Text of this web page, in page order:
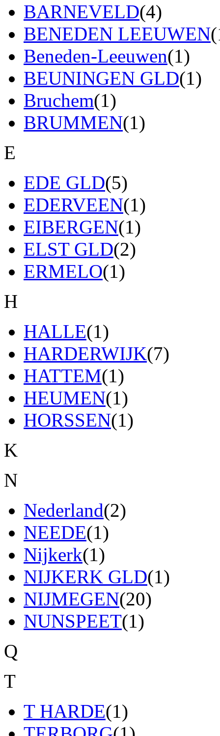
BARNEVELD(4)
BENEDEN LEEUWEN
Beneden-Leeuwen(1)
BEUNINGEN GLD(1)
Bruchem(1)
BRUMMEN(1)
E
EDE GLD(5)
EDERVEEN(1)
EIBERGEN(1)
ELST GLD(2)
ERMELO(1)
H
HALLE(1)
HARDERWIJK(7)
HATTEM(1)
HEUMEN(1)
HORSSEN(1)
K
N
Nederland(2)
NEEDE(1)
Nijkerk(1)
NIJKERK GLD(1)
NIJMEGEN(20)
NUNSPEET(1)
Q
T
T HARDE(1)